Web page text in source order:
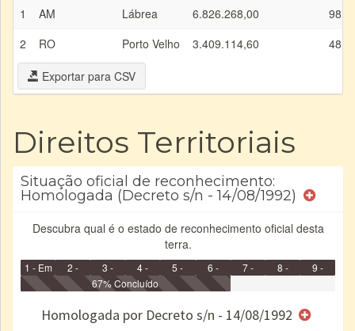
1
AM Lábrea 6.826.268,00
2
RO Porto Velho 3.409.114,60
Exportar para CSV
Direitos Territoriais
Situação oficial de reconhecimento:
Homologada (Decreto s/n - 14/08/1992)
Descubra qual é o estado de reconhecimento oficial desta
terra.
1 - Em
Identificação
2 -
Identificada
3 -
Declarada
4 -
Reservada
5 -
Homologada
6 -
Registrada
e/ou
7 -
Restrição
8 -
9 -
67% Concluído
Homologada por Decreto s/n - 14/08/1992